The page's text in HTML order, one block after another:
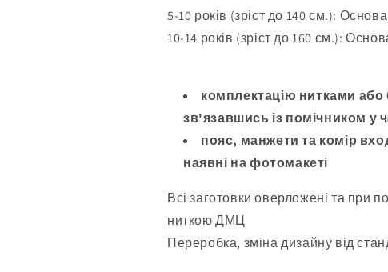
5-10 років (зріст до 140 см.):
10-14 років (зріст до 160 см.):
комплектацію нитками
зв'язавшись із помічником у
пояс, манжети та комір
наявні на фотомакеті
Всі заготовки оверложені та при
ниткою ДМЦ
Переробка, зміна дизайну від